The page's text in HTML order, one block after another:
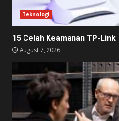
Teknologi
15 Celah Keamanan TP-Link
August 7, 2026